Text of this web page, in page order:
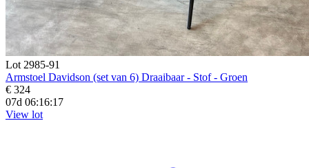
Lot 2985-91
Armstoel Davidson (set van 6) Draaibaar - Stof - Groen
€ 324
07d 06:16:16
View lot